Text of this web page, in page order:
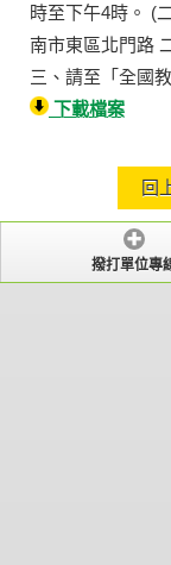
時至下午4時。 (
南市東區北門路
三、請至「全國
下載檔案
回
撥打單位專